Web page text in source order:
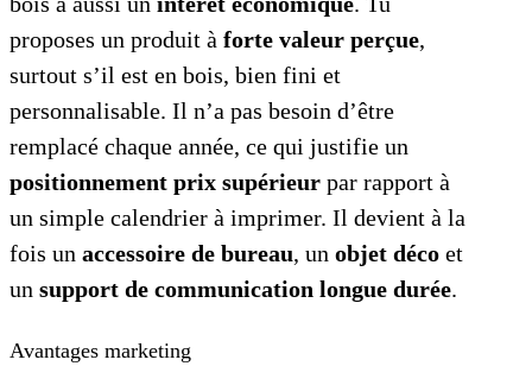
proposes un produit à forte valeur perçue,
surtout s’il est en bois, bien fini et
personnalisable. Il n’a pas besoin d’être
remplacé chaque année, ce qui justifie un
positionnement prix supérieur par rapport à
un simple calendrier à imprimer. Il devient à la
fois un accessoire de bureau, un objet déco et
un support de communication longue durée.
Avantages marketing